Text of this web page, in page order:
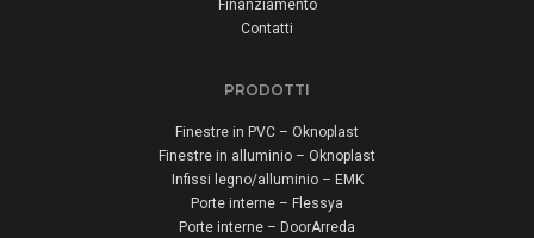
Finanziamento
Contatti
PRODOTTI
Finestre in PVC – Oknoplast
Finestre in alluminio – Oknoplast
Infissi legno/alluminio – EMK
Porte interne – Flessya
Porte interne – DoorArreda